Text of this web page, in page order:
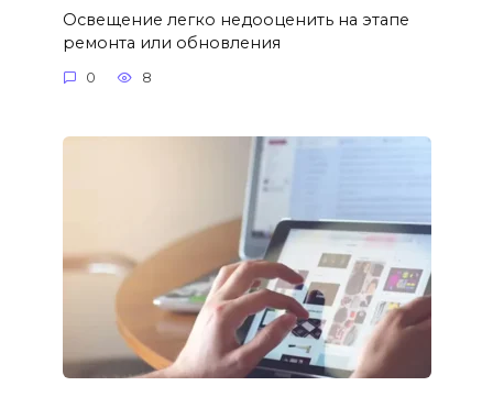
Освещение легко недооценить на этапе
ремонта или обновления
0 8